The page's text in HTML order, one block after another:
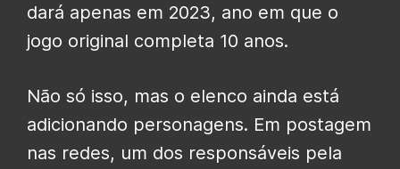
dará apenas em 2023, ano em que o
jogo original completa 10 anos.
Não só isso, mas o elenco ainda está
adicionando personagens. Em postagem
nas redes, um dos responsáveis pela